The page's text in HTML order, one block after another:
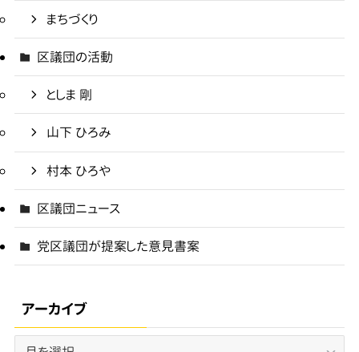
まちづくり
区議団の活動
としま 剛
山下 ひろみ
村本 ひろや
区議団ニュース
党区議団が提案した意見書案
アーカイブ